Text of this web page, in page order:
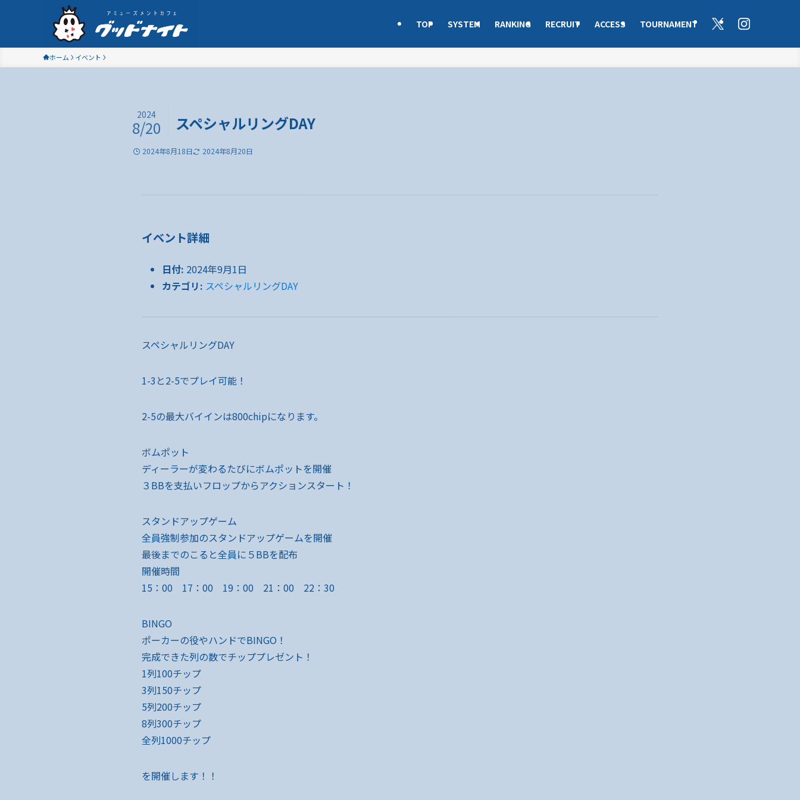
TOP SYSTEM RANKING RECRUIT ACCESS TOURNAMENT
ホーム イベント
スペシャルリングDAY
2024
8/20
2024年8月18日 2024年8月20日
イベント詳細
日付: 2024年9月1日
カテゴリ: スペシャルリングDAY
スペシャルリングDAY
1-3と2-5でプレイ可能！
2-5の最大バイインは800chipになります。
ボムポット
ディーラーが変わるたびにボムポットを開催
３BBを支払いフロップからアクションスタート！
スタンドアップゲーム
全員強制参加のスタンドアップゲームを開催
最後までのこると全員に５BBを配布
開催時間
15：00 17：00 19：00 21：00 22：30
BINGO
ポーカーの役やハンドでBINGO！
完成できた列の数でチッププレゼント！
1列100チップ
3列150チップ
5列200チップ
8列300チップ
全列1000チップ
を開催します！！